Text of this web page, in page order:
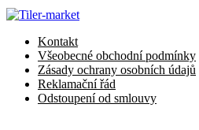
Kontakt
Všeobecné obchodní podmínky
Zásady ochrany osobních údajů
Reklamační řád
Odstoupení od smlouvy